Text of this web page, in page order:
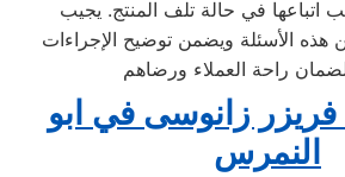
اتباعها في حالة تلف المنتج. يجيب
هذه الأسئلة ويضمن توضيح الإجراءات
زانوسى في ابو
النمرس